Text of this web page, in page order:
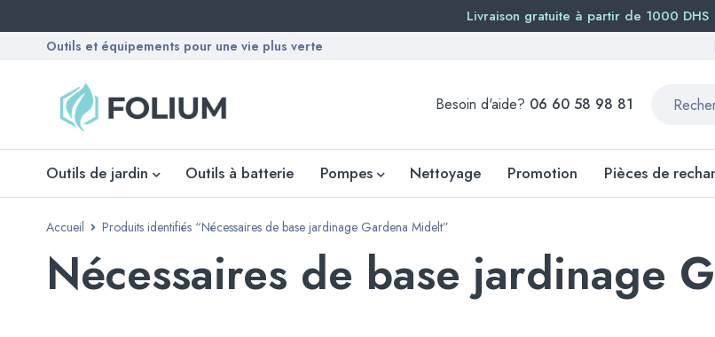
Livraison gratuite à partir de 1000 DHS
Outils et équipements pour une vie plus verte
Besoin d'aide? 06 60 58 98 81
Outils de jardin Outils à batterie Pompes Nettoyage Promotion Pièces de
Accueil Produits identifiés “Nécessaires de base jardinage Gardena Midelt”
Nécessaires de base jardinage